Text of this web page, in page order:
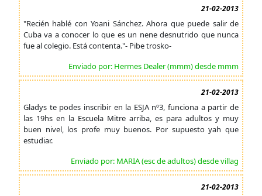
21-02-2013
"Recién hablé con Yoani Sánchez. Ahora que puede salir de
Cuba va a conocer lo que es un nene desnutrido que nunca
fue al colegio. Está contenta."- Pibe trosko-
Enviado por: Hermes Dealer (mmm) desde mmm
21-02-2013
Gladys te podes inscribir en la ESJA nº3, funciona a partir de
las 19hs en la Escuela Mitre arriba, es para adultos y muy
buen nivel, los profe muy buenos. Por supuesto yah que
estudiar.
Enviado por: MARIA (esc de adultos) desde villag
21-02-2013